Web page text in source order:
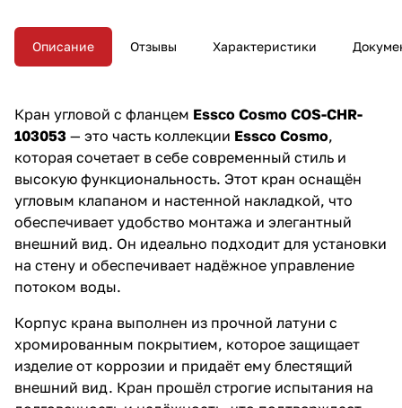
использовании. Закажите этот
кран уже сегодня и добавьте
стиль и функциональность в
Описание Отзывы Характеристики
Кран угловой с фланцем Essco Cosmo COS-CHR-
103053 — это часть коллекции Essco Cosmo,
которая сочетает в себе современный стиль и
высокую функциональность. Этот кран оснащён
угловым клапаном и настенной накладкой, что
обеспечивает удобство монтажа и элегантный
внешний вид. Он идеально подходит для установки
на стену и обеспечивает надёжное управление
потоком воды.
Корпус крана выполнен из прочной латуни с
хромированным покрытием, которое защищает
изделие от коррозии и придаёт ему блестящий
внешний вид. Кран прошёл строгие испытания на